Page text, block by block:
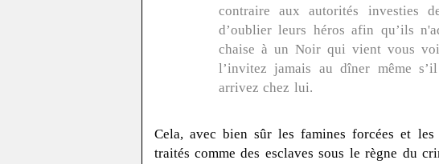
contraire aux autorités investies
d’oublier leurs héros afin qu’ils
chaise à un Noir qui vient vous
l’invitez jamais au dîner même
arrivez chez lui.
Cela, avec bien sûr les famines forcées et
traités comme des esclaves sous le règne du